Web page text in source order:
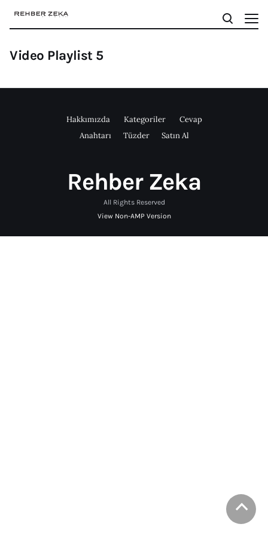
Video Playlist 5
Hakkımızda Kategoriler
Cevap
Anahtarı
Tüzder Satın Al
Rehber Zeka
All Rights Reserved
View Non-AMP Version